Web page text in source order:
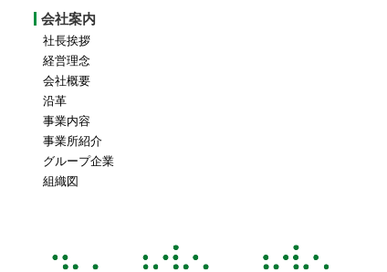
会社案内
社長挨拶
経営理念
会社概要
沿革
事業内容
事業所紹介
グループ企業
組織図